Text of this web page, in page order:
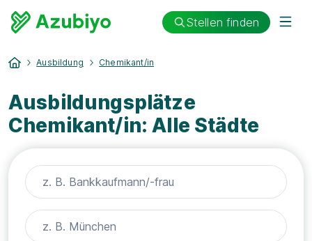
Stellen finden
Ausbildung Chemikant/in
Ausbildungsplätze
Chemikant/in: Alle Städte